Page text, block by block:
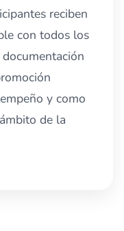
reciben
con todos los
y como
de la